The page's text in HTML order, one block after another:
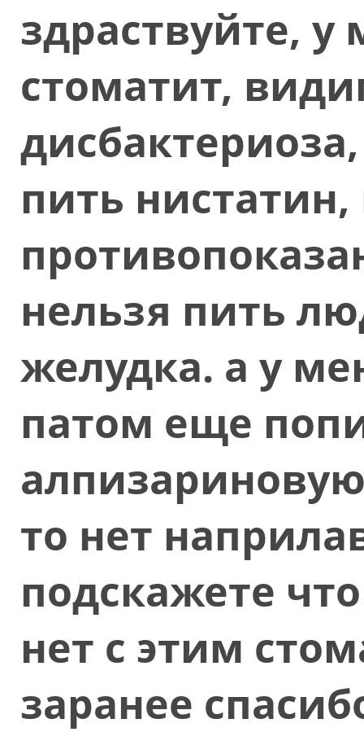
здраствуйте,
стоматит,
пить нистатин,
нельзя пить
желудка. а у
патом еще
то нет
подскажете
нет с этим
заранее